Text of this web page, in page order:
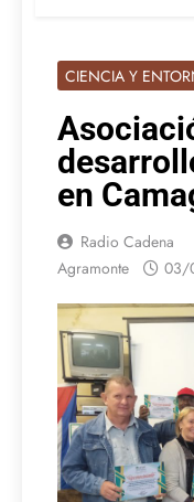
CIENCIA Y
en
Radio Cadena
Agramonte
03/